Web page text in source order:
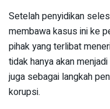
Setelah penyidikan
membawa kasus ini ke
pihak yang terlibat
tidak hanya akan
juga sebagai langkah
korupsi.